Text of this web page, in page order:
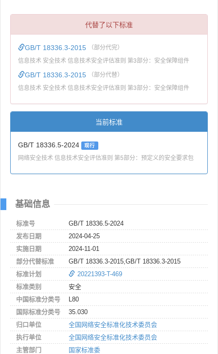
代替了以下标准
GB/T 18336.3-2015 （部分代完）
信息技术 安全技术 信息技术安全评估准则 第3部分：安全保障组件
GB/T 18336.3-2015 （部分代替）
信息技术 安全技术 信息技术安全评估准则 第3部分：安全保障组件
当前标准
GB/T 18336.5-2024 现行
网络安全技术 信息技术安全评估准则 第5部分：预定义的安全要求包
基础信息
标准号
GB/T 18336.5-2024
发布日期
2024-04-25
实施日期
2024-11-01
部分代替标准
GB/T 18336.3-2015,GB/T 18336.3-2015
标准计划
20221393-T-469
标准类别
安全
中国标准分类号
L80
国际标准分类号
35.030
归口单位
全国网络安全标准化技术委员会
执行单位
全国网络安全标准化技术委员会
主管部门
国家标准委